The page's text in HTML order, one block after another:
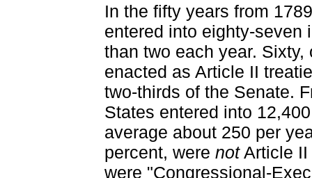
In the fifty years from
entered into eighty-seven
than two each year.
enacted as Article II
two-thirds of the Senate.
States entered into
average about 250 per
percent, were notArticle II
were "Congressional-